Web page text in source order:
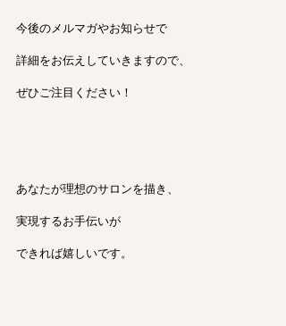
今後のメルマガやお知らせで
詳細をお伝えしていきますので、
ぜひご注目ください！
あなたが理想のサロンを描き、
実現するお手伝いが
できれば嬉しいです。